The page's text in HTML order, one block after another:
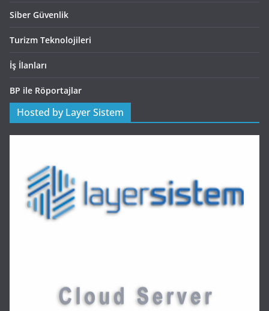
Siber Güvenlik
Turizm Teknolojileri
İş İlanları
BP ile Röportajlar
Hosted by Layer Sistem